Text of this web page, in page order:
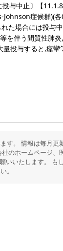
与中止〕【
症候群)(各
た場合には投与
を伴う間質性肺
投与すると,痙攣
す。 情報は毎月更
のホームページ、
いいたします。 も
。